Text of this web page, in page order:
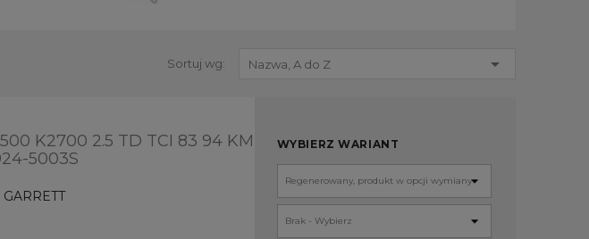
Sortuj wg: Nazwa, A do Z 
K2700 2.5 TD TCI 83 94 KM
5003S
GARRETT
WYBIERZ WARIANT